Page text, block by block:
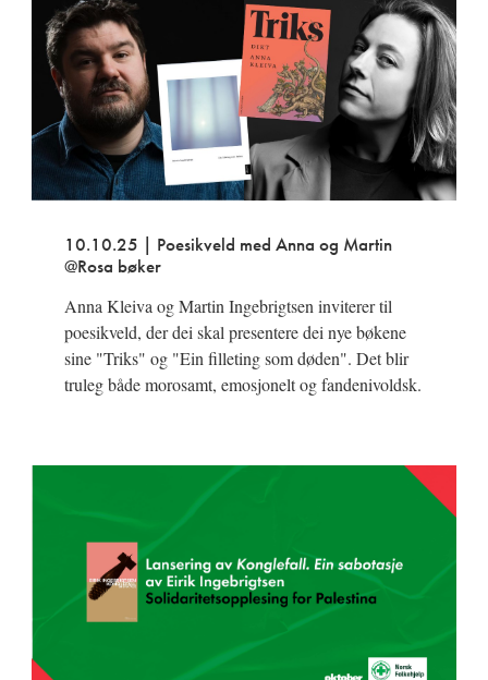
10.10.25 | Poesikveld med Anna og Martin
@Rosa bøker
Anna Kleiva og Martin Ingebrigtsen inviterer til
poesikveld, der dei skal presentere dei nye bøkene
sine "Triks" og "Ein filleting som døden". Det blir
truleg både morosamt, emosjonelt og fandenivoldsk.